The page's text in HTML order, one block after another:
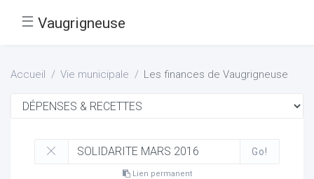
☰ Vaugrigneuse
Accueil Vie municipale Les finances de Vaugrigneuse
Go!
Lien permanent